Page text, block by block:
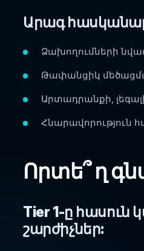
Արագ հասկանալ
Ձախողումների
Թափանցիկ
Արտադրանքի,
Հնարավորություն
Որտե՞ ղ
Tier 1-ը հասուն
շարժիչներ: